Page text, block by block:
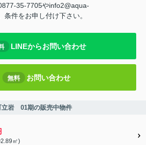
35-7705やinfo2@aqua-
件をお申し付け下さい。
LINEからお問い合わせ
無料 お問い合わせ
立岩 01期の販売中物件
㎡)